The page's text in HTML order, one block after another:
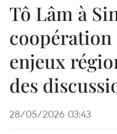
Tô Lâm à
enjeux
des
28/05/2026 03:43